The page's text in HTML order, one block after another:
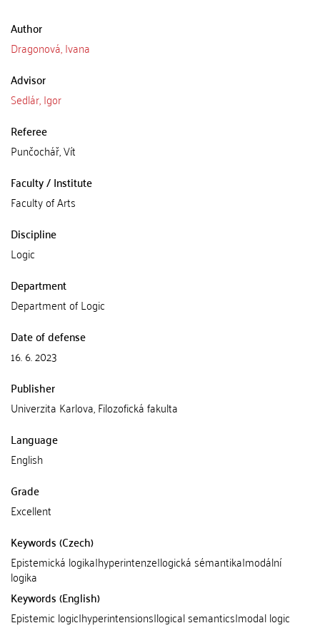
Author
Dragonová, Ivana
Advisor
Sedlár, Igor
Referee
Punčochář, Vít
Faculty / Institute
Faculty of Arts
Discipline
Logic
Department
Department of Logic
Date of defense
16. 6. 2023
Publisher
Univerzita Karlova, Filozofická fakulta
Language
English
Grade
Excellent
Keywords (Czech)
Epistemická logika|hyperintenze|logická sémantika|modální
logika
Keywords (English)
Epistemic logic|hyperintensions|logical semantics|modal logic